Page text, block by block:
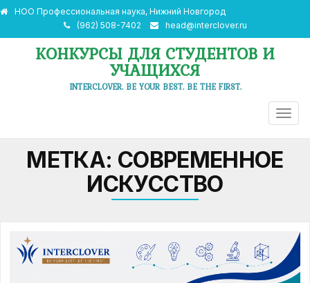
НОО Профессиональная наука, Нижний Новгород
(962) 508-7402
head@interclover.ru
КОНКУРСЫ ДЛЯ СТУДЕНТОВ И
УЧАЩИХСЯ
INTERCLOVER. BE YOUR BEST. BE THE FIRST.
МЕТКА: СОВРЕМЕННОЕ
ИСКУССТВО